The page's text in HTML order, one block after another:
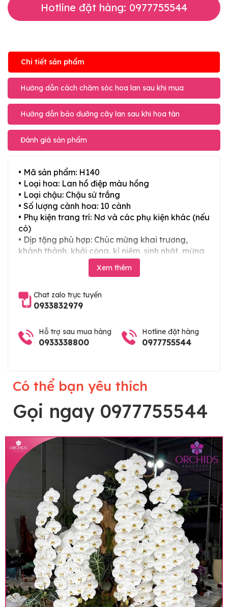
Hotline đặt hàng: 0977755544
Chi tiết sản phẩm
Hướng dẫn cách chăm sóc hoa lan sau khi mua
Hướng dẫn bảo dưỡng cây lan sau khi hoa tàn
Đánh giá sản phẩm
• Mã sản phẩm: H140
• Loại hoa: Lan hồ điệp màu hồng
• Loại chậu: Chậu sứ trắng
• Số lượng cành hoa: 10 cành
• Phụ kiện trang trí: Nơ và các phụ kiện khác (nếu
có)
• Dịp tặng phù hợp: Chúc mừng khai trương,
khánh thành, khởi công, kỉ niệm, sinh nhật, mừng
thọ, mừng cưới, tân gia và các ngày lễ tết trong
Lưu ý trước khi đặt hàng
• Về cây hoa: Một chậu hoa lan hồ điệp đẹp và
hoàn chỉnh sẽ được phối ghép từ nhiều cây hoa
và tạo dáng hoàn toàn thủ công nên có thể sẽ
khác nhau đôi chút giữa sản phẩm thực tế và
Xem thêm
Chat zalo trực tuyến
0933832979
Hỗ trợ sau mua hàng
0933338800
Hotline đặt hàng
0977755544
Có thể bạn yêu thích
Gọi ngay 0977755544